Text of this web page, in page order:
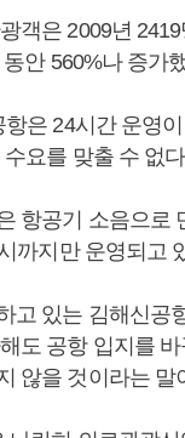
객은 2009년
안 560%나 증가
항은 24시간 운영
요를 맞출 수 없
항공기 소음으로
까지만 운영되고
고 있는 김해신공
도 공항 입지를
않을 것이라는 말